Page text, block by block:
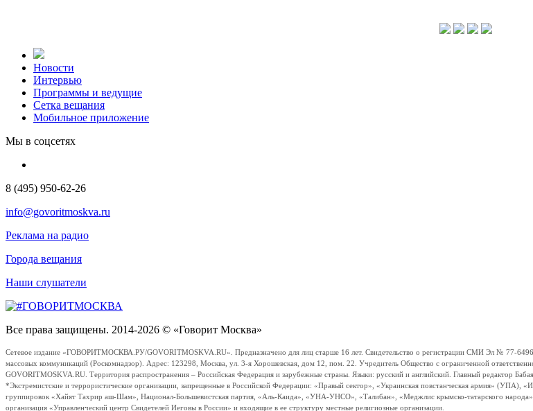
Новости
Интервью
Программы и ведущие
Сетка вещания
Мобильное приложение
Мы в соцсетях
8 (495) 950-62-26
info@govoritmoskva.ru
Реклама на радио
Города вещания
Наши слушатели
Все права защищены. 2014-2026 © «Говорит Москва»
Сетевое издание «ГОВОРИТМОСКВА.РУ/GOVORITMOSKVA.RU». Предназначено для лиц старше 16 лет. Свидетельство о регистрации СМИ Эл № 77-
массовых коммуникаций (Роскомнадзор). Адрес: 123298, Москва, ул. 3-я Хорошевская, дом 12, пом. 22. Учредитель Общество с ограниченной
GOVORITMOSKVA.RU. Территория распространения – Российская Федерация и зарубежные страны. Языки: русский и английский. Главный редактор
*Экстремистские и террористические организации, запрещенные в Российской Федерации: «Правый сектор», «Украинская повстанческая армия»
группировок «Хайят Тахрир аш-Шам», Национал-Большевистская партия, «Аль-Каида», «УНА-УНСО», «Талибан», «Меджлис крымско-татарского
организация «Управленческий центр Свидетелей Иеговы в России» и входящие в ее структуру местные религиозные организации.